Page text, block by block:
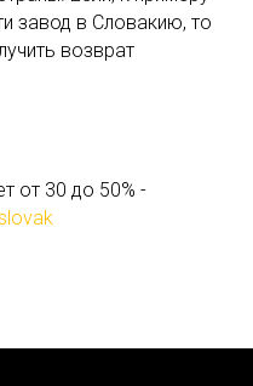
завод в Словакию, то
возврат
от 30 до 50% -